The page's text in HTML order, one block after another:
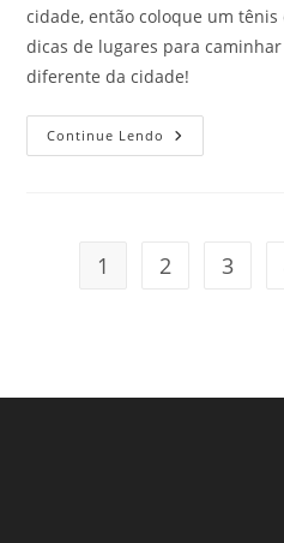
cidade, então coloque um tênis
dicas de lugares para
diferente da cidade!
Continue Lendo Lugares
Para
A
Cidade
1 2 3